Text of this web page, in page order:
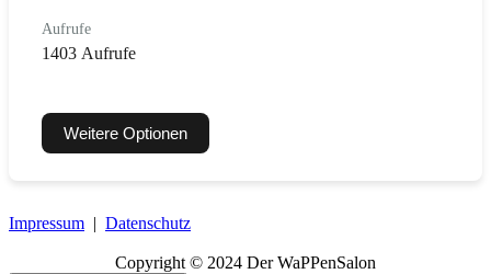
Aufrufe
1403 Aufrufe
Weitere Optionen
Impressum | Datenschutz
Copyright © 2024 Der WaPPenSalon